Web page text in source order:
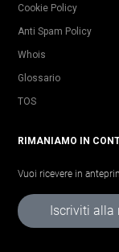
Cookie Policy
Anti Spam Policy
Whois
Glossario
TOS
RIMANIAMO IN
Vuoi ricevere in
Iscriviti alla